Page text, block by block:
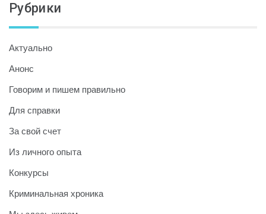
Рубрики
Актуально
Анонс
Говорим и пишем правильно
Для справки
За свой счет
Из личного опыта
Конкурсы
Криминальная хроника